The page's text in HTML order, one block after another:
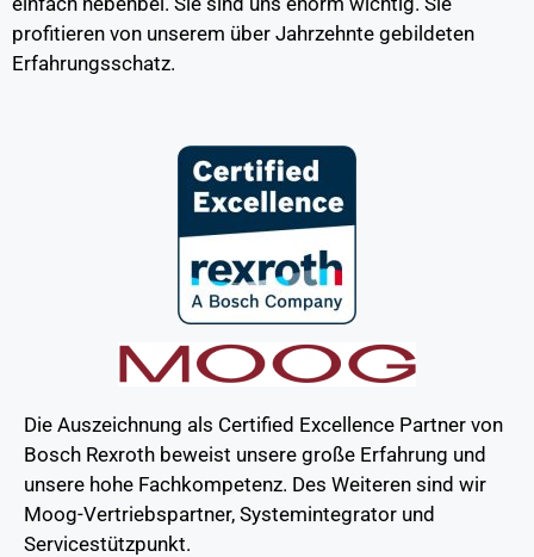
profitieren von unserem über Jahrzehnte gebildeten
Erfahrungsschatz.
Die Auszeichnung als Certified Excellence Partner von
Bosch Rexroth beweist unsere große Erfahrung und
unsere hohe Fachkompetenz. Des Weiteren sind wir
Moog-Vertriebspartner, Systemintegrator und
Servicestützpunkt.